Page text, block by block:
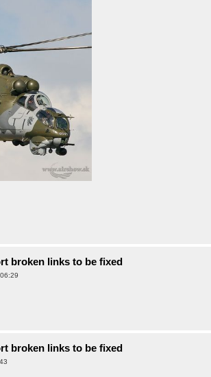
broken links to be fixed
broken links to be fixed